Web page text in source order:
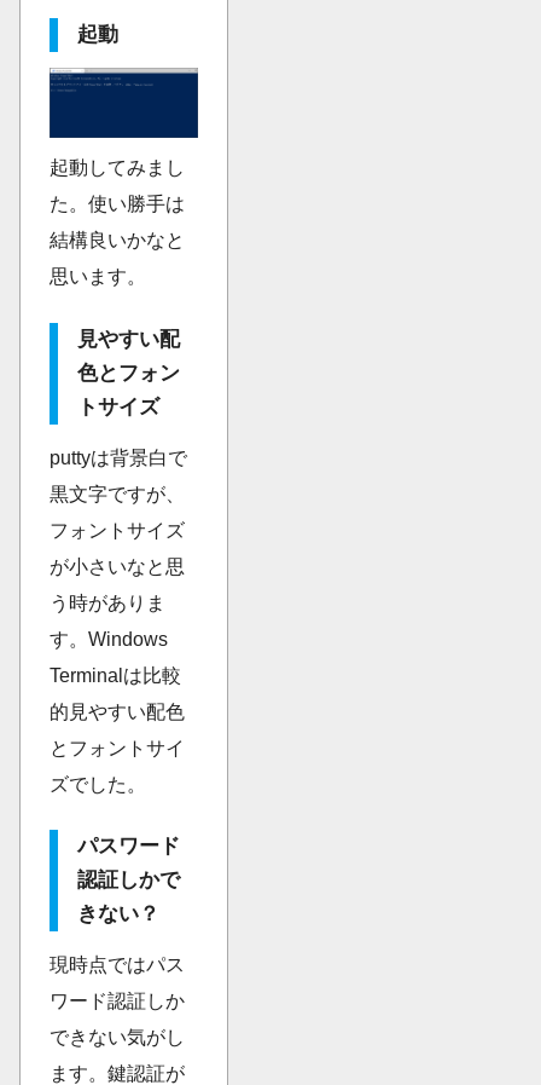
起動
起動してみまし
た。使い勝手は
結構良いかなと
思います。
見やすい配
色とフォン
トサイズ
puttyは背景白で
黒文字ですが、
フォントサイズ
が小さいなと思
う時がありま
す。Windows
Terminalは比較
的見やすい配色
とフォントサイ
ズでした。
パスワード
認証しかで
きない？
現時点ではパス
ワード認証しか
できない気がし
ます。鍵認証が